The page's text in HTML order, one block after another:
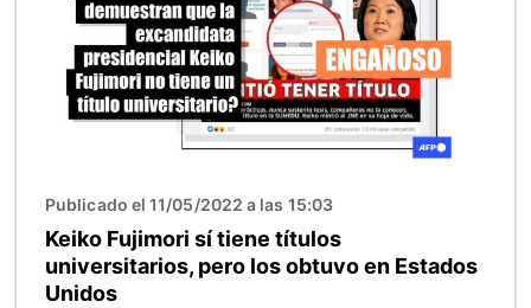
Publicado el 11/05/2022 a las 15:03
Keiko Fujimori sí tiene títulos
universitarios, pero los obtuvo en Estados
Unidos